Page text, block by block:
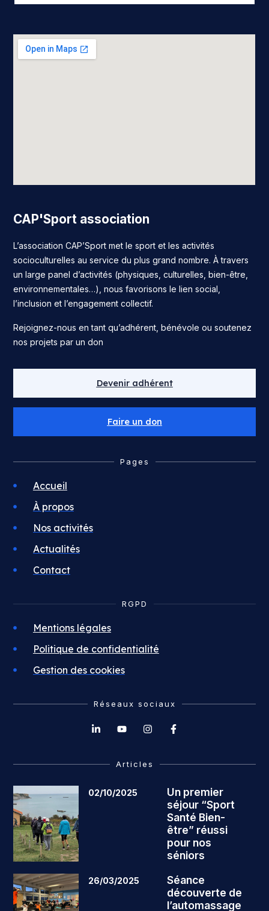
CAP'Sport association
L’association CAP’Sport met le sport et les activités
socioculturelles au service du plus grand nombre. À travers
un large panel d’activités (physiques, culturelles, bien-être,
environnementales…), nous favorisons le lien social,
l’inclusion et l’engagement collectif.
Rejoignez-nous en tant qu’adhérent, bénévole ou soutenez
nos projets par un don
Devenir adhérent
Faire un don
Pages
Accueil
À propos
Nos activités
Actualités
Contact
RGPD
Mentions légales
Politique de confidentialité
Gestion des cookies
Réseaux sociaux
Articles
02/10/2025
Un premier
séjour “Sport
Santé Bien-
être” réussi
pour nos
séniors
26/03/2025
Séance
découverte de
l’automassage